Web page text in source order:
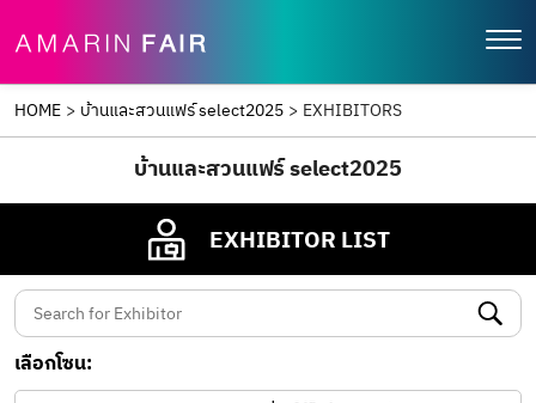
HOME > บ้านและสวนแฟร์ select2025 > EXHIBITORS
บ้านและสวนแฟร์ select2025
EXHIBITOR LIST
เลือกโซน: